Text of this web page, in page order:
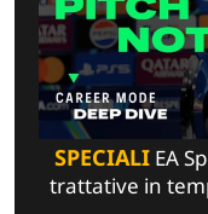
SPECIALIEA
trattative in